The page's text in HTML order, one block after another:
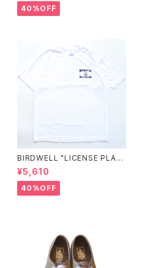
40%OFF
BIRDWELL "LICENSE PLAT
E TEE"
¥5,610
40%OFF